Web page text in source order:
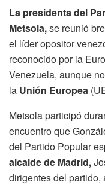
La presidenta del
Metsola,se reunió
el líder opositor
reconocido por la
Venezuela, aunque
la Unión Europea
Metsola participó
encuentro que
del Partido Popular
alcalde de Madrid,
dirigentes del partido,